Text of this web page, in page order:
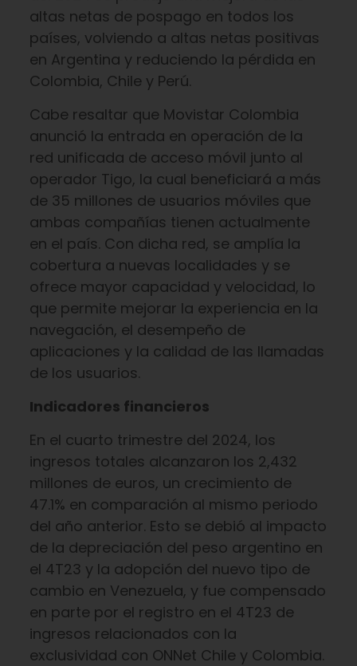
altas netas de pospago en todos los
países, volviendo a altas netas positivas
en Argentina y reduciendo la pérdida en
Colombia, Chile y Perú.
Cabe resaltar que Movistar Colombia
anunció la entrada en operación de la
red unificada de acceso móvil junto al
operador Tigo, la cual beneficiará a más
de 35 millones de usuarios móviles que
ambas compañías tienen actualmente
en el país. Con dicha red, se amplía la
cobertura a nuevas localidades y se
ofrece mayor capacidad y velocidad, lo
que permite mejorar la experiencia en la
navegación, el desempeño de
aplicaciones y la calidad de las llamadas
de los usuarios.
Indicadores financieros
En el cuarto trimestre del 2024, los
ingresos totales alcanzaron los 2,432
millones de euros, un crecimiento de
47.1% en comparación al mismo periodo
del año anterior. Esto se debió al impacto
de la depreciación del peso argentino en
el 4T23 y la adopción del nuevo tipo de
cambio en Venezuela, y fue compensado
en parte por el registro en el 4T23 de
ingresos relacionados con la
exclusividad con ONNet Chile y Colombia.